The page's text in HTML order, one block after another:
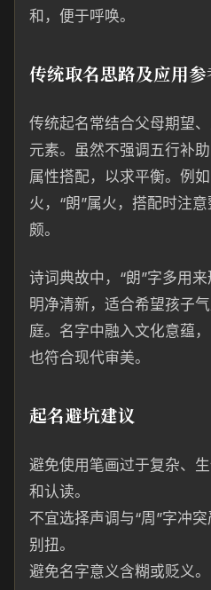
和，便于呼唤。
传统取名思路及应用参
传统起名常结合父母期望
元素。虽然不强调五行补
属性搭配，以求平衡。例如
火，“朗”属火，搭配时注
颇。
诗词典故中，“朗”字多用
明净清新，适合希望孩子
庭。名字中融入文化意蕴
也符合现代审美。
起名避坑建议
避免使用笔画过于复杂、
和认读。
不宜选择声调与“周”字冲
别扭。
避免名字意义含糊或贬义。